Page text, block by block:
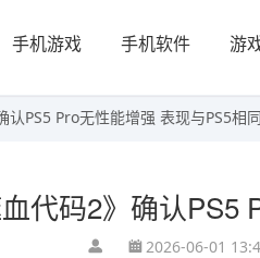
手机游戏 手机软件 游
PS5 Pro无性能增强 表现与PS5相同
代码2》确认PS5
2026-06-01